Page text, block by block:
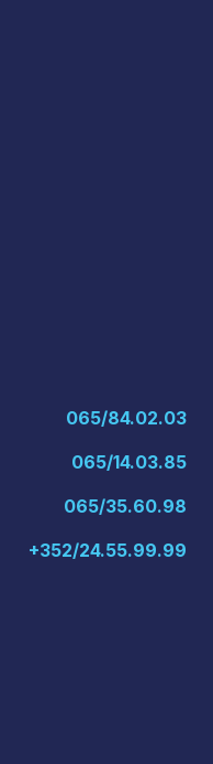
065/84.02.03
065/14.03.85
065/35.60.98
+352/24.55.99.99